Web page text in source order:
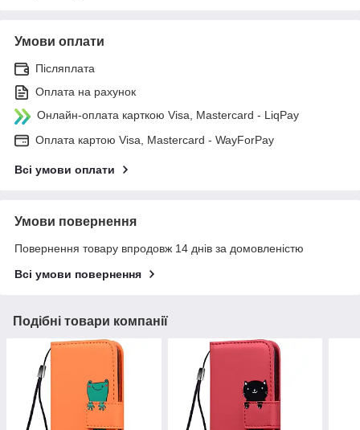
Умови оплати
Післяплата
Оплата на рахунок
Онлайн-оплата карткою Visa, Mastercard - LiqPay
Оплата картою Visa, Mastercard - WayForPay
Всі умови оплати
Умови повернення
Повернення товару впродовж 14 днів за домовленістю
Всі умови повернення
Подібні товари компанії